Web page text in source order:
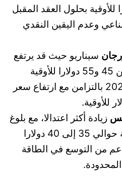
50 دولارًا للأوقية بحلول العقد المقبل
وعدم اليقين النقدي
سيناريو حيث قد يرتفع
سعر الفضة إلى ما بين 45 و55 دولارا للأوقية
بحلول عام 2028-2029 بالتزامن مع ارتفاع سعر
زيادة أكثر اعتدالا، مع بلوغ
متوسط أسعار الفضة حوالي 35 إلى 40 دولارا
عام 2027، بدعم من التوسع في الطاقة